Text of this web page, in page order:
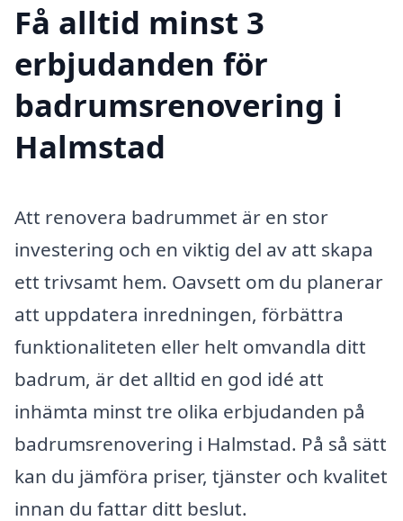
Få alltid minst 3
erbjudanden för
badrumsrenovering i
Halmstad
Att renovera badrummet är en stor
investering och en viktig del av att skapa
ett trivsamt hem. Oavsett om du planerar
att uppdatera inredningen, förbättra
funktionaliteten eller helt omvandla ditt
badrum, är det alltid en god idé att
inhämta minst tre olika erbjudanden på
badrumsrenovering i Halmstad. På så sätt
kan du jämföra priser, tjänster och kvalitet
innan du fattar ditt beslut.